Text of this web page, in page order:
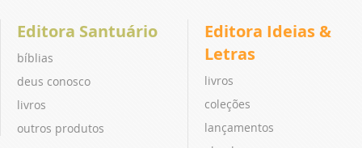
Editora Santuário
bíblias
deus conosco
livros
outros produtos
Editora Ideias &
Letras
livros
coleções
lançamentos